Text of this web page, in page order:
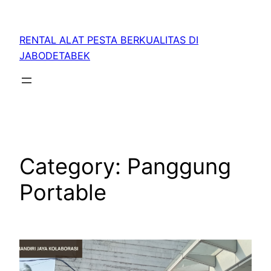
RENTAL ALAT PESTA BERKUALITAS DI
JABODETABEK
Category: Panggung
Portable